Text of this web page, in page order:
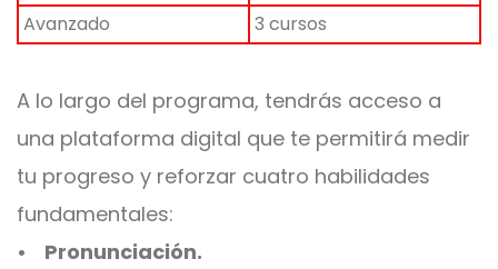
Avanzado
3 cursos
A lo largo del programa, tendrás acceso a
una plataforma digital que te permitirá medir
tu progreso y reforzar cuatro habilidades
fundamentales:
• Pronunciación.